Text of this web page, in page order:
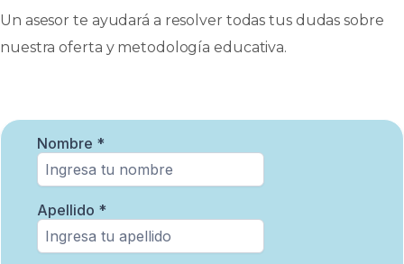
Un asesor te ayudará a resolver todas tus dudas sobre
nuestra oferta y metodología educativa.